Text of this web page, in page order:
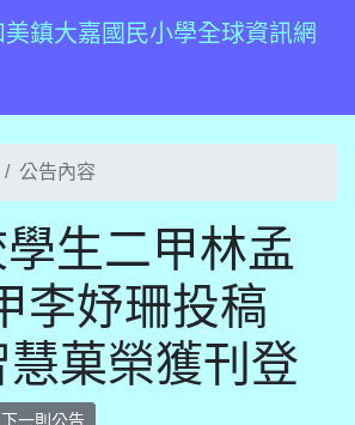
鎮大嘉國民小學全球資訊網
公告內容
生二甲林孟
李妤珊投稿
慧菓榮獲刊登
下一則公告